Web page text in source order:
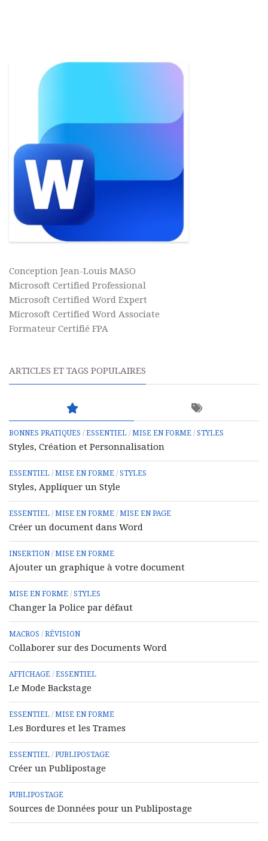
Conception Jean-Louis MASO
Microsoft Certified Professional
Microsoft Certified Word Expert
Microsoft Certified Word Associate
Formateur Certifié FPA
ARTICLES ET TAGS POPULAIRES
BONNES PRATIQUES / ESSENTIEL / MISE EN FORME / STYLES
Styles, Création et Personnalisation
ESSENTIEL / MISE EN FORME / STYLES
Styles, Appliquer un Style
ESSENTIEL / MISE EN FORME / MISE EN PAGE
Créer un document dans Word
INSERTION / MISE EN FORME
Ajouter un graphique à votre document
MISE EN FORME / STYLES
Changer la Police par défaut
MACROS / RÉVISION
Collaborer sur des Documents Word
AFFICHAGE / ESSENTIEL
Le Mode Backstage
ESSENTIEL / MISE EN FORME
Les Bordures et les Trames
ESSENTIEL / PUBLIPOSTAGE
Créer un Publipostage
PUBLIPOSTAGE
Sources de Données pour un Publipostage